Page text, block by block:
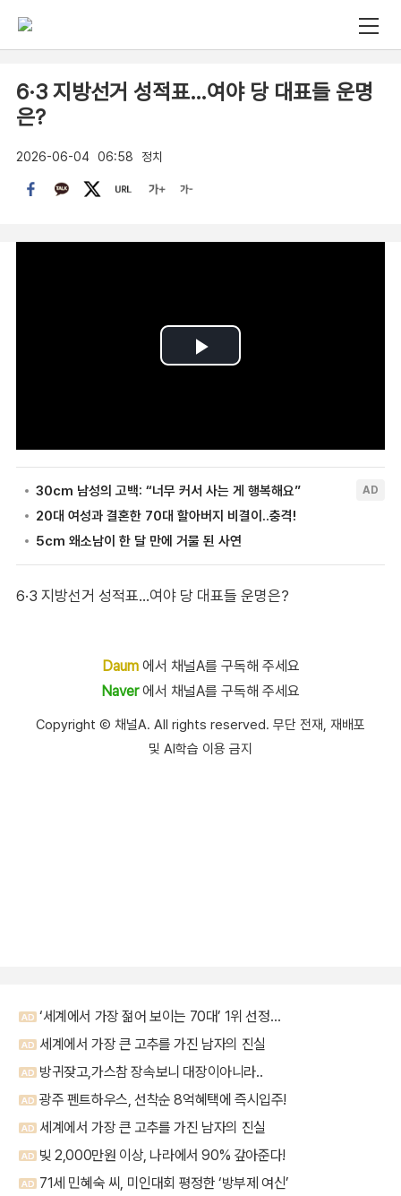
6·3 지방선거 성적표…여야 당 대표들 운명
은?
2026-06-04 06:58 정치
6·3 지방선거 성적표…여야 당 대표들 운명은?
Daum에서 채널A를 구독해 주세요
Naver에서 채널A를 구독해 주세요
Copyright Ⓒ 채널A. All rights reserved. 무단 전재, 재배포
및 AI학습 이용 금지